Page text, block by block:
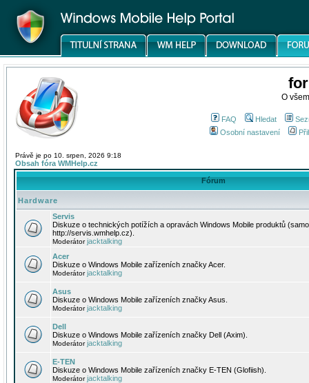
O
FAQ Hledat
Osobní nastavení
Právě je po 10. srpen, 2026 9:18
Obsah fóra WMHelp.cz
Fórum
Hardware
Servis
Diskuze o technických potížích a opravách Windows Mobile produktů
http://servis.wmhelp.cz).
Moderátorjacktalking
Acer
Diskuze o Windows Mobile zařízeních značky Acer.
Moderátorjacktalking
Asus
Diskuze o Windows Mobile zařízeních značky Asus.
Moderátorjacktalking
Dell
Diskuze o Windows Mobile zařízeních značky Dell (Axim).
Moderátorjacktalking
E-TEN
Diskuze o Windows Mobile zařízeních značky E-TEN (Glofiish).
Moderátorjacktalking